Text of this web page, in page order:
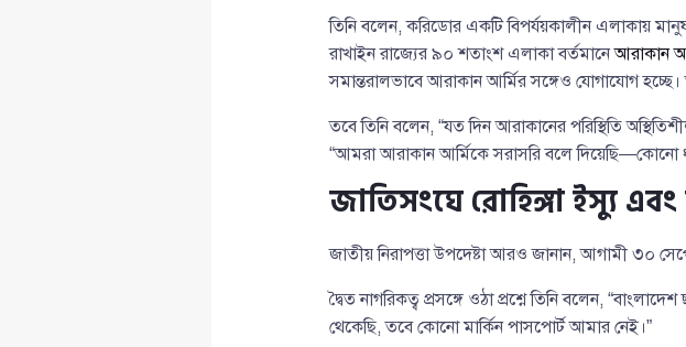
তিনি বলেন, করিডোর একটি বিপর্যয়কালীন এলাকায় মানুষ
রাখাইন রাজ্যের ৯০ শতাংশ এলাকা বর্তমানেআরাকান
সমান্তরালভাবে আরাকান আর্মির সঙ্গেও যোগাযোগ
তবে তিনি বলেন, “যত দিন আরাকানের পরিস্থিতি
“আমরা আরাকান আর্মিকে সরাসরি বলে দিয়েছি—কোনো
জাতিসংঘে রোহিঙ্গা ইস্যু
জাতীয় নিরাপত্তা উপদেষ্টা আরও জানান, আগামী ৩০
দ্বৈত নাগরিকত্ব প্রসঙ্গে ওঠা প্রশ্নে তিনি বলেন,
থেকেছি, তবে কোনো মার্কিন পাসপোর্ট আমার নেই।”